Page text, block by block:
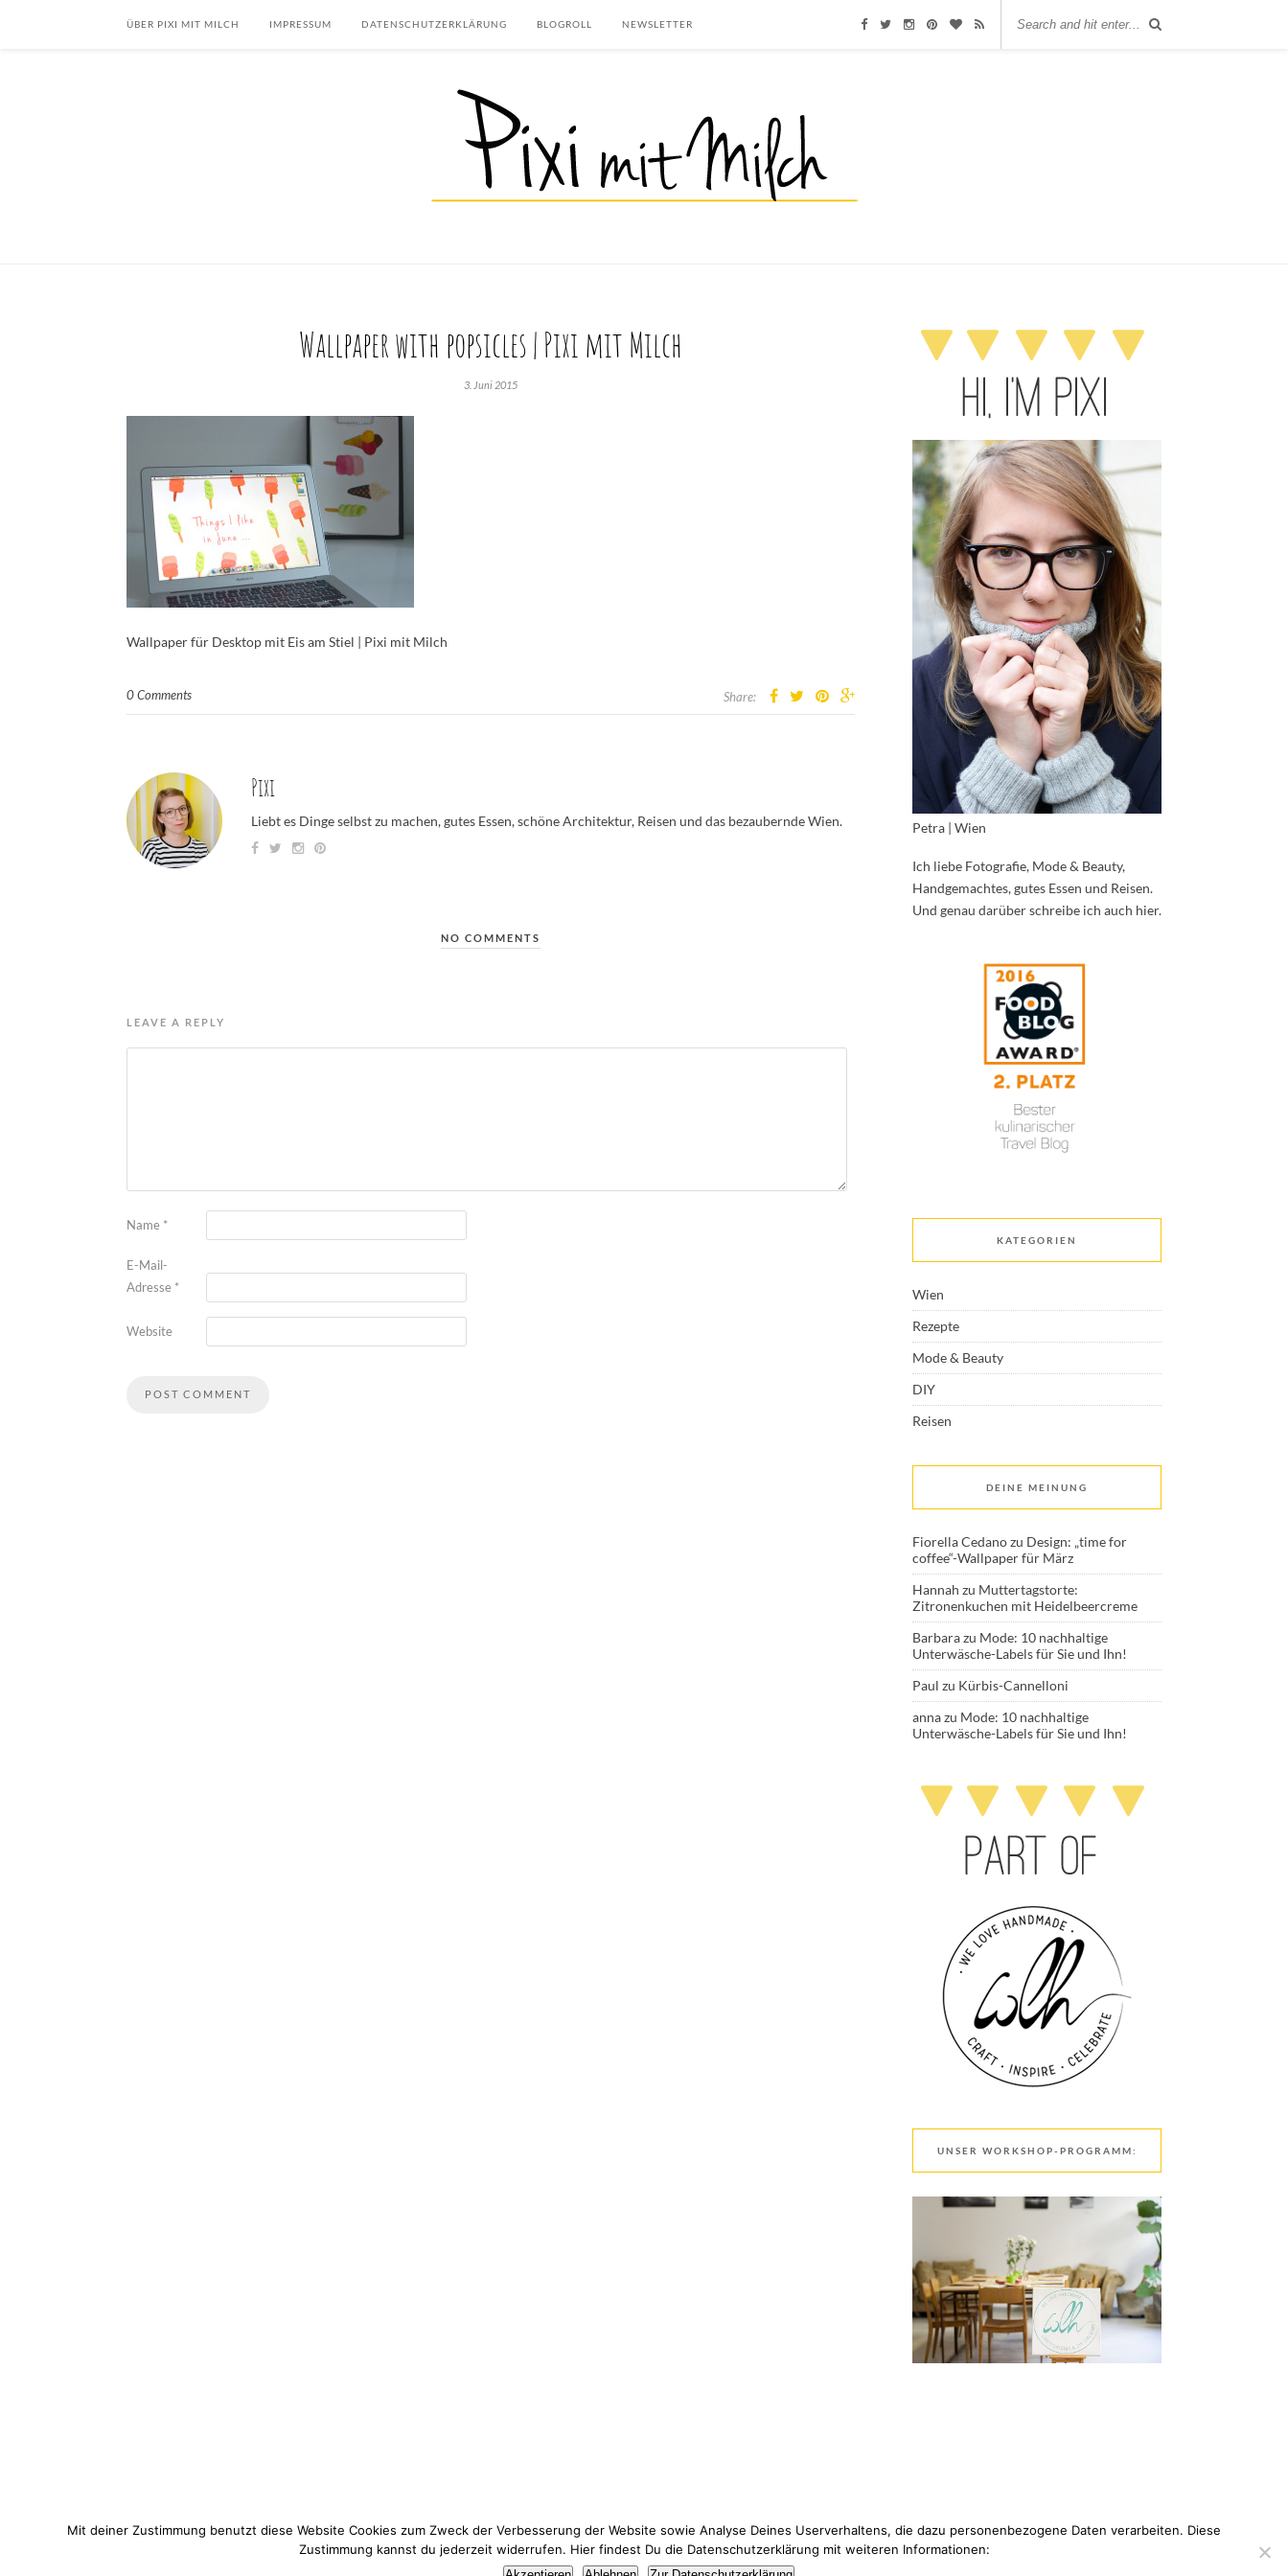
ÜBER PIXI MIT MILCH IMPRESSUM DATENSCHUTZERKLÄRUNG BLOGROLL NEWSLETTER
Wallpaper with popsicles | Pixi mit Milch
3. Juni 2015
Wallpaper für Desktop mit Eis am Stiel | Pixi mit Milch
0 Comments Share:
Pixi
Liebt es Dinge selbst zu machen, gutes Essen, schöne Architektur, Reisen und das bezaubernde Wien.
NO COMMENTS
LEAVE A REPLY
Name *
E-Mail-
Adresse *
Website
Petra | Wien
Ich liebe Fotografie, Mode & Beauty,
Handgemachtes, gutes Essen und Reisen.
Und genau darüber schreibe ich auch hier.
KATEGORIEN
Wien
Rezepte
Mode & Beauty
DIY
Reisen
DEINE MEINUNG
Fiorella Cedanozu Design: „time for
coffee“-Wallpaper für März
Hannah zu Muttertagstorte:
Zitronenkuchen mit Heidelbeercreme
Barbarazu Mode: 10 nachhaltige
Unterwäsche-Labels für Sie und Ihn!
Paul zu Kürbis-Cannelloni
annazu Mode: 10 nachhaltige
Unterwäsche-Labels für Sie und Ihn!
UNSER WORKSHOP-PROGRAMM:
© 2021 Pixi mit Milch. All Rights Reserved. Du hast Fragen zum Thema Datenschutz? Hier findest du meine Datenschutzerklärung .
Mit deiner Zustimmung benutzt diese Website Cookies zum Zweck der Verbesserung der Website sowie Analyse Deines Userverhaltens, die dazu personenbezogene Daten verarbeiten. Diese
Zustimmung kannst du jederzeit widerrufen. Hier findest Du die Datenschutzerklärung mit weiteren Informationen: